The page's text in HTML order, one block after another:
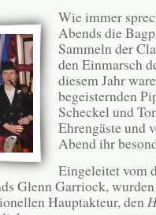
Wie immer
Abends die
Sammeln der
den Einmarsch
diesem Jahr
begeisternden
Scheckel und
Ehrengäste und
Abend ihr
Eingeleitet vom
Glenn Garriock,
Hauptakteur, den